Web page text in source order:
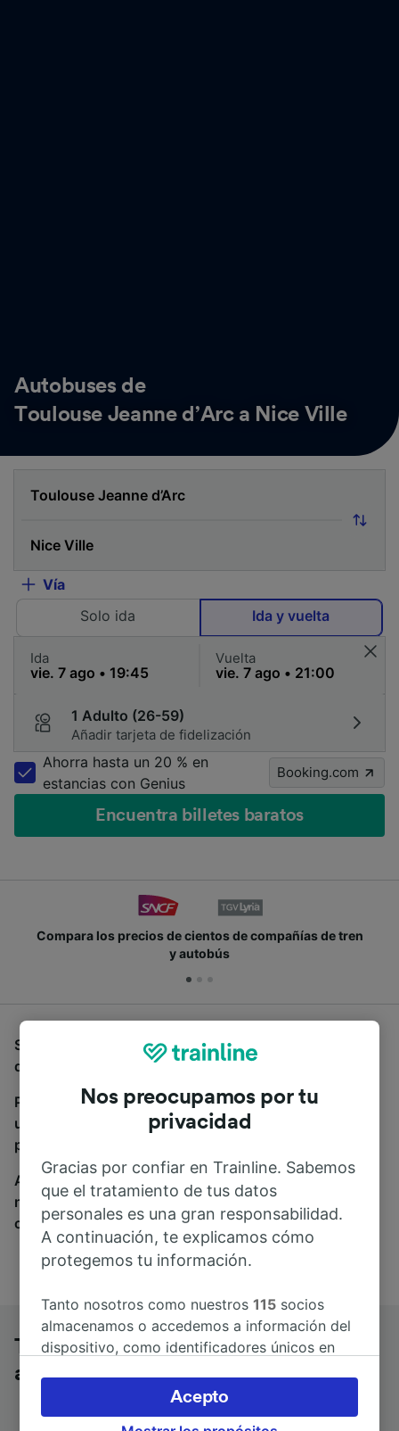
Autobuses de
Toulouse Jeanne d’Arc a Nice Ville
Vía
Solo ida
Ida y vuelta
Ida Vuelta
1 Adulto (26-59)
Añadir tarjeta de fidelización
Ahorra hasta un 20 % en
estancias con Genius
Booking.com
Encuentra billetes baratos
de compañías de tren
Únete a los millones de
Si estás buscando autobuses de Toulouse Jeanne
d’Arc a Nice Ville, estás en el sitio adecuado.
Para encontrar billetes de autobús, simplemente haz
una búsqueda y nosotros compararemos horarios y
precios tanto de tren como de autobús.
A donde quiera que vayas, tu viaje empieza con
nosotros. Encuentra billetes de más de 170
compañías de tren y autobús.
Toulouse Jeanne d’Arc a Nice Ville en
autobús
Nos preocupamos por tu
privacidad
Gracias por confiar en Trainline. Sabemos
que el tratamiento de tus datos
personales es una gran responsabilidad.
A continuación, te explicamos cómo
protegemos tu información.
Tanto nosotros como nuestros115 socios
almacenamos o accedemos a información del
dispositivo, como identificadores únicos en
Puedes aceptar o administrar tus preferencias
haciendo clic abajo, incluido el derecho de
Acepto